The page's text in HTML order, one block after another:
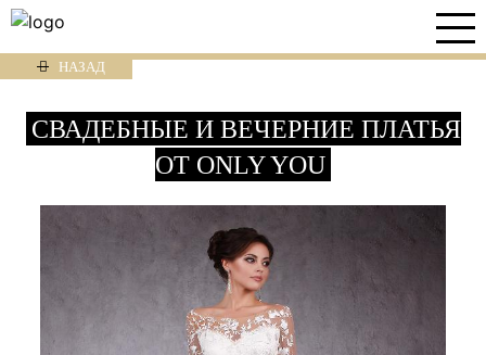
НАЗАД
СВАДЕБНЫЕ И ВЕЧЕРНИЕ ПЛАТЬЯ
ОТ ONLY YOU